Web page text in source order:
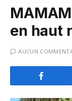
en haut
AUCUN